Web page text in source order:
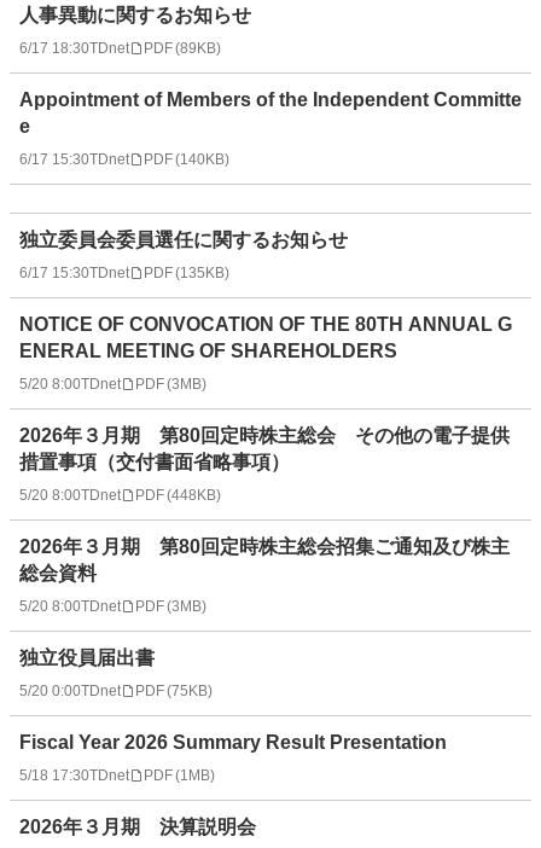
人事異動に関するお知らせ
6/17 18:30TDnet PDF(89KB)
Appointment of Members of the Independent Committe
e
6/17 15:30TDnet PDF(140KB)
独立委員会委員選任に関するお知らせ
6/17 15:30TDnet PDF(135KB)
NOTICE OF CONVOCATION OF THE 80TH ANNUAL G
ENERAL MEETING OF SHAREHOLDERS
5/20 8:00TDnet PDF(3MB)
2026年３月期 第80回定時株主総会 その他の電子提供
措置事項（交付書面省略事項）
5/20 8:00TDnet PDF(448KB)
2026年３月期 第80回定時株主総会招集ご通知及び株主
総会資料
5/20 8:00TDnet PDF(3MB)
独立役員届出書
5/20 0:00TDnet PDF(75KB)
Fiscal Year 2026 Summary Result Presentation
5/18 17:30TDnet PDF(1MB)
2026年３月期 決算説明会